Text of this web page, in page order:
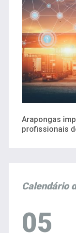
Arapongas
profissionais
Calendário
05